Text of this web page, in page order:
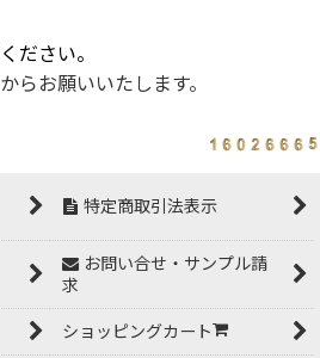
ださい。
からお願いいたします。
特定商取引法表示
お問い合せ・サンプル請
求
ショッピングカート